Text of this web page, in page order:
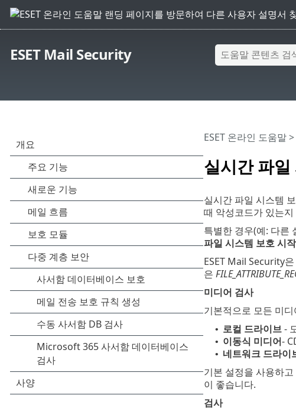
ESET Mail Security
실시간 파
ESET 온라인 도움말>
실시간 파일 시스템
때 악성코드가 있는
특별한 경우(예: 다른
파일 시스템 보호 시작
ESET Mail Security
은
미디어 검사
기본적으로 모든 미
• 로컬 드라이브-
• 이동식 미디어-
• 네트워크 드라이
기본 설정을 사용하
이 좋습니다.
검사